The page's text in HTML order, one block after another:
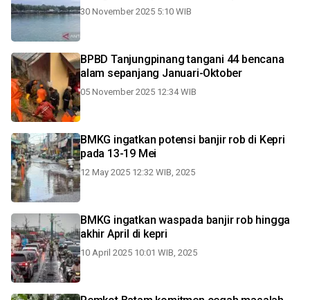
30 November 2025 5:10 WIB
BPBD Tanjungpinang tangani 44 bencana
alam sepanjang Januari-Oktober
05 November 2025 12:34 WIB
BMKG ingatkan potensi banjir rob di Kepri
pada 13-19 Mei
12 May 2025 12:32 WIB, 2025
BMKG ingatkan waspada banjir rob hingga
akhir April di kepri
10 April 2025 10:01 WIB, 2025